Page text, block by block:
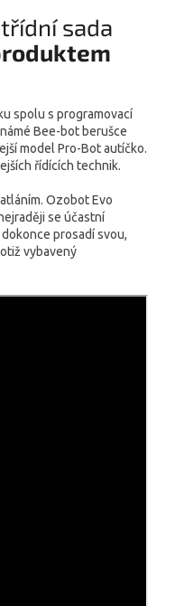
sada
spolu s programovací
Bee-bot berušce
model Pro-Bot autíčko.
řídících technik.
Ozobot Evo
se účastní
prosadí svou,
vybavený